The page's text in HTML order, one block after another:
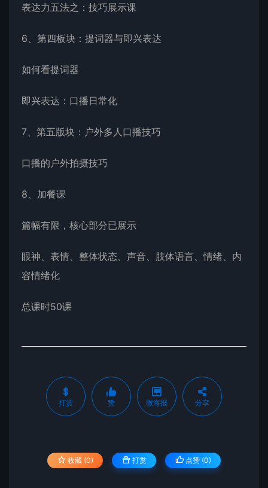
表达力五法之：技巧展示课
6、第四板块：提词器与即兴表达
如何看提词器
即兴表达：口播日常化
7、第五版块：户外多人口播技巧
口播的户外拍摄技巧
8、加餐课
篇幅有限，核心部分已展示
眼神、表情、整体状态、声音、肢体语言、情绪、内
容情绪化
总课时50课
打赏 赞 微海报 分享
收藏 (0) 打赏 点赞 (0)